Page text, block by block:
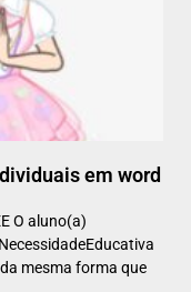
em word
O aluno(a)
a NecessidadeEducativa
mesma forma que